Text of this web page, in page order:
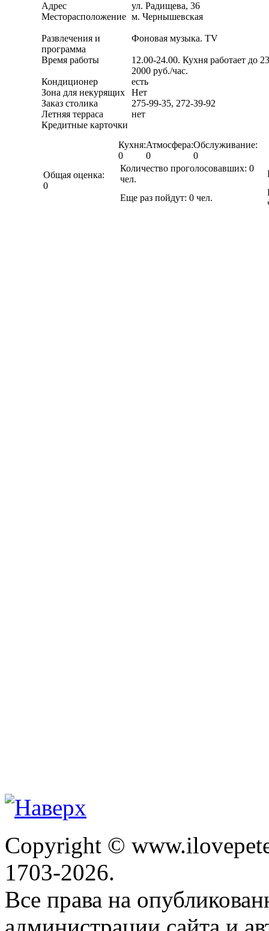
Адрес
ул. Радищева, 36
Месторасположение м. Чернышевская
Развлечения и
программа
Фоновая музыка. TV
Время работы
12.00-24.00. Кухня работает до
2000 руб./час.
Кондиционер
есть
Зона для некурящих
Нет
Заказ столика
275-99-35, 272-39-92
Летняя терраса
нет
Кредитные карточки
Общая оценка:
0
Кухня:
0
Атмосфера:
0
Обслуживание:
0
Количество проголосовавших: 0
чел.
Еще раз пойдут: 0 чел.
Copyright ©
1703-2026.
Все права на